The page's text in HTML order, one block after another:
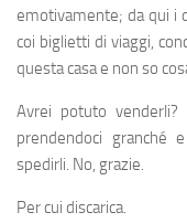
emotivamente; da qui i
coi biglietti di viaggi,
questa casa e non so
Avrei potuto
prendendoci granché
spedirli. No, grazie.
Per cui discarica.